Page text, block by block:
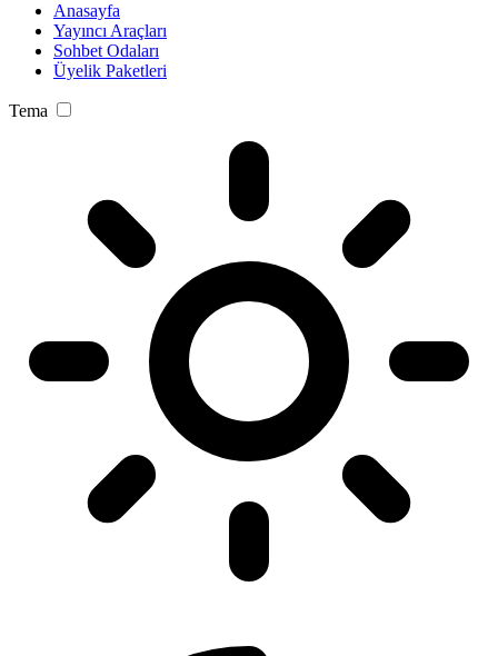
Anasayfa
Yayıncı Araçları
Sohbet Odaları
Üyelik Paketleri
Tema